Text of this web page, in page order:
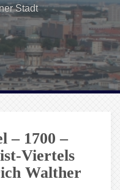
Stadt
– 1700 –
Viertels
Walther